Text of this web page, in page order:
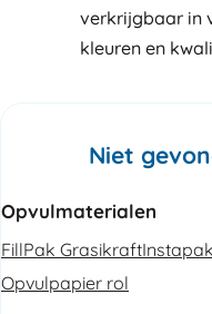
verkrijgbaar in
kleuren en
Niet
Opvulmaterialen
FillPak Grasikraft
Opvulpapier rol